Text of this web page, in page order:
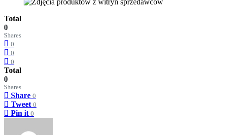
Total
0
Shares
0
0
0
Total
0
Shares
Share 0
Tweet 0
Pin it 0